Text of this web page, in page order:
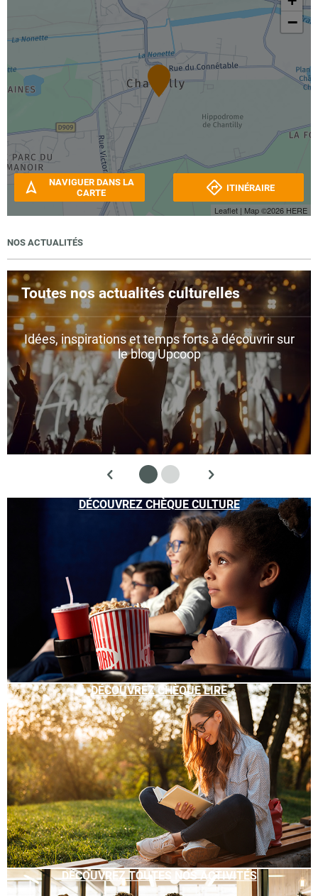
−
Leaflet | Map ©2026 HERE
NAVIGUER DANS LA
CARTE
ITINÉRAIRE
NOS ACTUALITÉS
Toutes nos actualités culturelles
Idées, inspirations et temps forts à découvrir sur
le blog Upcoop
DÉCOUVREZ CHÈQUE CULTURE
DÉCOUVREZ CHÈQUE LIRE
DÉCOUVREZ TOUTES NOS ACTIVITÉS